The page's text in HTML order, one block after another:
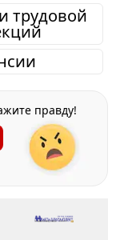
трудовой
правду!